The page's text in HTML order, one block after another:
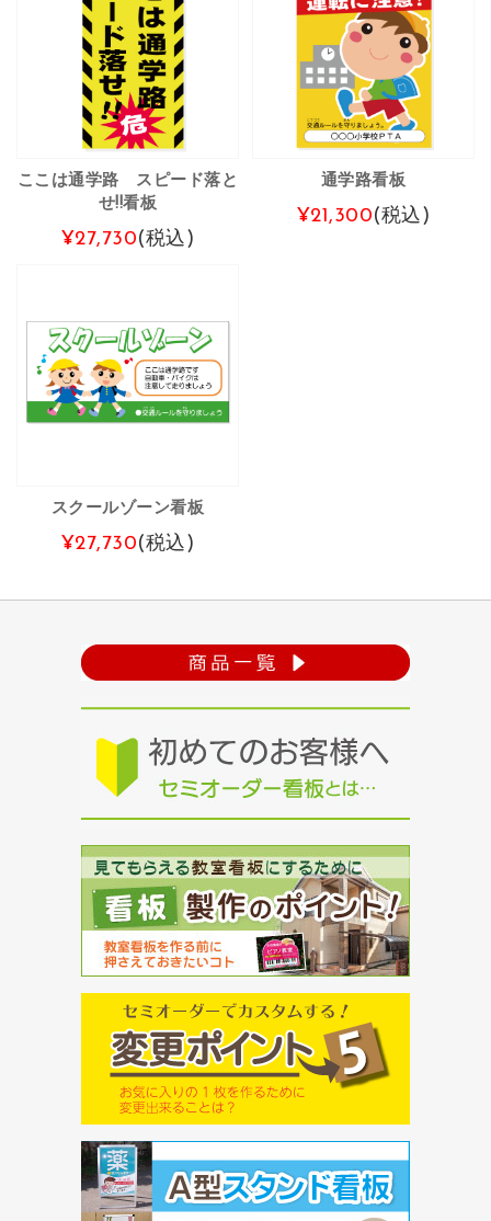
ここは通学路 スピード落と
せ!!看板
¥27,730(税込)
通学路看板
¥21,300(税込)
スクールゾーン看板
¥27,730(税込)